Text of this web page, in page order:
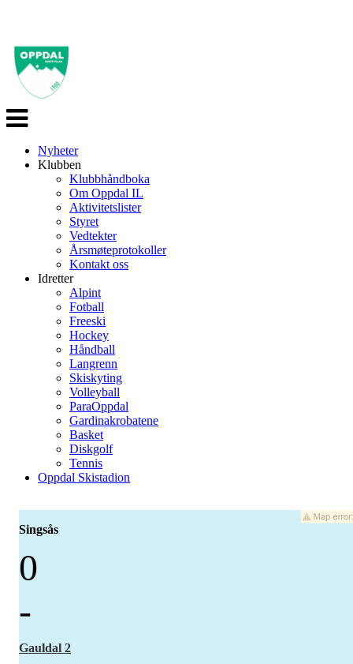
Veksle
navigasjon
Nyheter
Klubben
Klubbhåndboka
Om Oppdal IL
Aktivitetslister
Styret
Vedtekter
Årsmøteprotokoller
Kontakt oss
Idretter
Alpint
Fotball
Freeski
Hockey
Håndball
Langrenn
Skiskyting
Volleyball
ParaOppdal
Gardinakrobatene
Basket
Diskgolf
Tennis
Oppdal Skistadion
Singsås
0
-
Gauldal 2